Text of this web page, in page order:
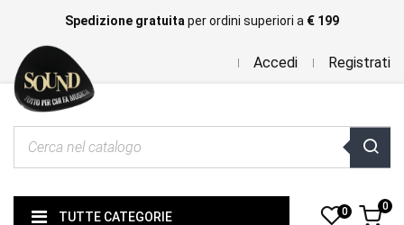
Spedizione gratuita per ordini superiori a € 199
Accedi Registrati
TUTTE CATEGORIE 0 0